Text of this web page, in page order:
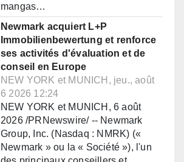
mangas…
Newmark acquiert L+P
Immobilienbewertung et renforce
ses activités d'évaluation et de
conseil en Europe
NEW YORK et MUNICH, jeu., août
6 2026 12:24
NEW YORK et MUNICH, 6 août
2026 /PRNewswire/ -- Newmark
Group, Inc. (Nasdaq : NMRK) («
Newmark » ou la « Société »), l'un